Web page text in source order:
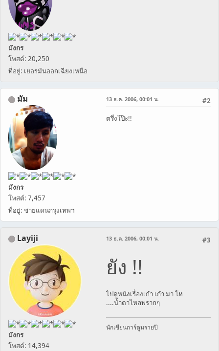
มังกร
โพสต์: 20,250
ที่อยู่: เยอรมันออกเฉียงเหนือ
มัม
มังกร
โพสต์: 7,457
ที่อยู่: ชายแดนกรุงเทพฯ
#2
13 ธ.ค. 2006, 00:01 น.
ตรึ่งโป๊ะ!!
Layiji
มังกร
โพสต์: 14,394
#3
13 ธ.ค. 2006, 00:01 น.
ยัง !!
ไปดูหนังเรื่องเก๋า เก๋า มา โห
....น้ำตาไหลพรากๆ
นักเขียนการ์ตูนรายปี